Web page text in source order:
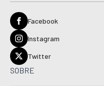
Facebook
Instagram
Twitter
SOBRE